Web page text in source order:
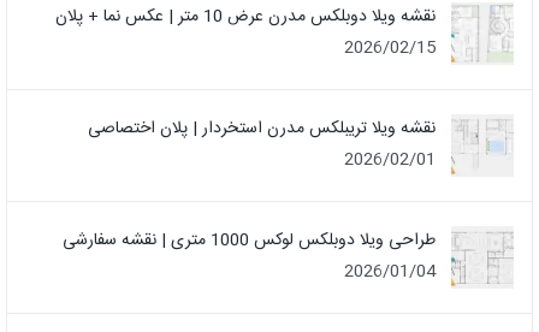
نقشه ویلا دوبلکس مدرن عرض 10 متر | عکس نما + پلان
2026/02/15
نقشه ویلا تریبلکس مدرن استخردار | پلان اختصاصی
2026/02/01
طراحی ویلا دوبلکس لوکس 1000 متری | نقشه سفارشی
2026/01/04